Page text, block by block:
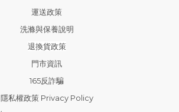
運送政策
洗滌與保養說明
退換貨政策
門市資訊
165反詐騙
隱私權政策 Privacy Policy